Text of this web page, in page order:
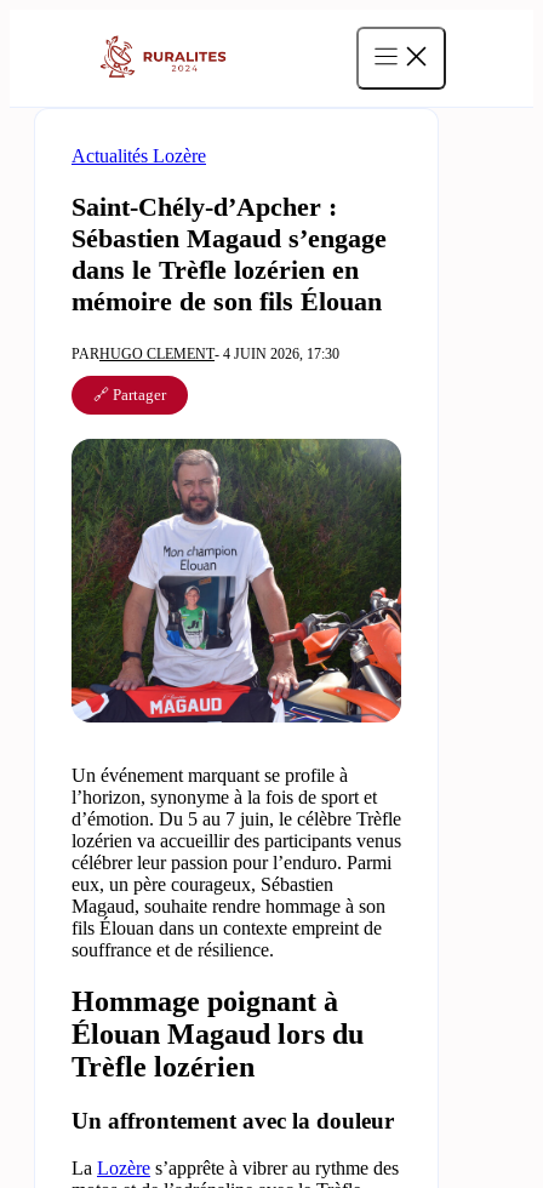
Actualités Lozère
Saint-Chély-d’Apcher :
Sébastien Magaud s’engage
dans le Trèfle lozérien en
mémoire de son fils Élouan
PARHUGO CLEMENT- 4 JUIN 2026, 17:30
🔗 Partager
Un événement marquant se profile à
l’horizon, synonyme à la fois de sport et
d’émotion. Du 5 au 7 juin, le célèbre Trèfle
lozérien va accueillir des participants venus
célébrer leur passion pour l’enduro. Parmi
eux, un père courageux, Sébastien
Magaud, souhaite rendre hommage à son
fils Élouan dans un contexte empreint de
souffrance et de résilience.
Hommage poignant à
Élouan Magaud lors du
Trèfle lozérien
Un affrontement avec la douleur
La Lozère s’apprête à vibrer au rythme des